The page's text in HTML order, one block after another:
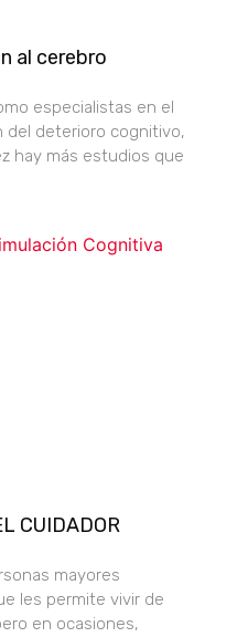
al cerebro
especialistas en el
deterioro cognitivo,
hay más estudios que
CUIDADOR
mayores
les permite vivir de
en ocasiones,